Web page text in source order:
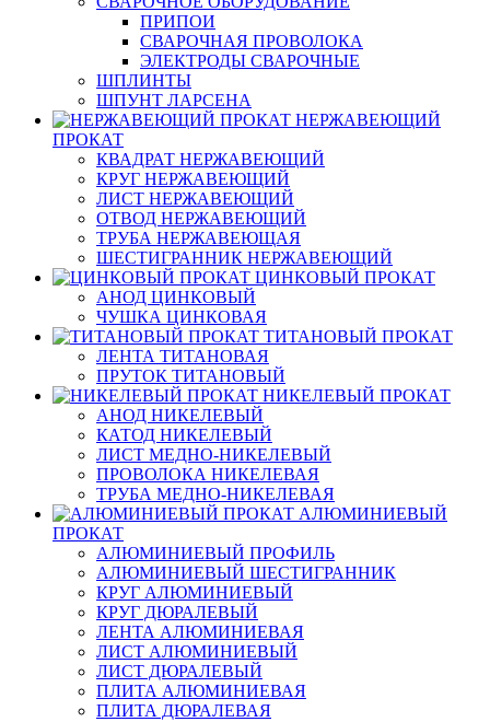
ПРИПОИ
СВАРОЧНАЯ ПРОВОЛОКА
ЭЛЕКТРОДЫ СВАРОЧНЫЕ
ШПЛИНТЫ
ШПУНТ ЛАРСЕНА
НЕРЖАВЕЮЩИЙ
ПРОКАТ
КВАДРАТ НЕРЖАВЕЮЩИЙ
КРУГ НЕРЖАВЕЮЩИЙ
ЛИСТ НЕРЖАВЕЮЩИЙ
ОТВОД НЕРЖАВЕЮЩИЙ
ТРУБА НЕРЖАВЕЮЩАЯ
ШЕСТИГРАННИК НЕРЖАВЕЮЩИЙ
ЦИНКОВЫЙ ПРОКАТ
АНОД ЦИНКОВЫЙ
ЧУШКА ЦИНКОВАЯ
ТИТАНОВЫЙ ПРОКАТ
ЛЕНТА ТИТАНОВАЯ
ПРУТОК ТИТАНОВЫЙ
НИКЕЛЕВЫЙ ПРОКАТ
АНОД НИКЕЛЕВЫЙ
КАТОД НИКЕЛЕВЫЙ
ЛИСТ МЕДНО-НИКЕЛЕВЫЙ
ПРОВОЛОКА НИКЕЛЕВАЯ
ТРУБА МЕДНО-НИКЕЛЕВАЯ
АЛЮМИНИЕВЫЙ
ПРОКАТ
АЛЮМИНИЕВЫЙ ПРОФИЛЬ
АЛЮМИНИЕВЫЙ ШЕСТИГРАННИК
КРУГ АЛЮМИНИЕВЫЙ
КРУГ ДЮРАЛЕВЫЙ
ЛЕНТА АЛЮМИНИЕВАЯ
ЛИСТ АЛЮМИНИЕВЫЙ
ЛИСТ ДЮРАЛЕВЫЙ
ПЛИТА АЛЮМИНИЕВАЯ
ПЛИТА ДЮРАЛЕВАЯ